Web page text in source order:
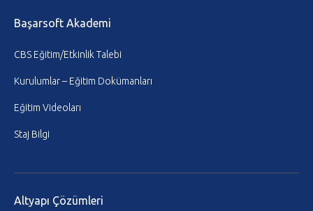
Başarsoft Akademi
CBS Eğitim/Etkinlik Talebi
Kurulumlar – Eğitim Dokümanları
Eğitim Videoları
Staj Bilgi
Altyapı Çözümleri